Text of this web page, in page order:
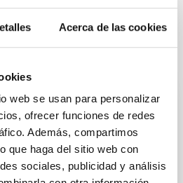
Acerca de las cookies
web se usan para personalizar
ofrecer funciones de redes
Además, compartimos
que haga del sitio web con
sociales, publicidad y análisis
with Dense
between Cloud and